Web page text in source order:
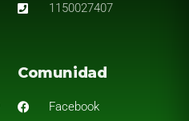
1150027407
Comunidad
Facebook